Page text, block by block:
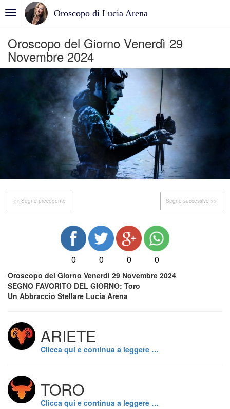
Oroscopo di Lucia Arena
Oroscopo del Giorno Venerdì 29
Novembre 2024
<< Segno precedente Segno successivo >>
0 0 0 0
Oroscopo del Giorno Venerdì 29 Novembre 2024
SEGNO FAVORITO DEL GIORNO: Toro
Un Abbraccio Stellare Lucia Arena
ARIETE
Clicca qui e continua a leggere …
TORO
Clicca qui e continua a leggere …